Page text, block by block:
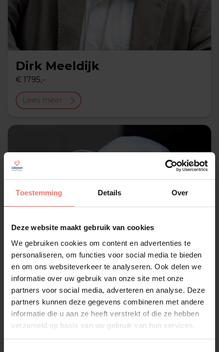
Toestemming Details Over
Deze website maakt gebruik van cookies
We gebruiken cookies om content en advertenties te
personaliseren, om functies voor social media te bieden
en om ons websiteverkeer te analyseren. Ook delen we
informatie over uw gebruik van onze site met onze
partners voor social media, adverteren en analyse. Deze
partners kunnen deze gegevens combineren met andere
informatie die u aan ze heeft verstrekt of die ze hebben
verzameld op basis van uw gebruik van hun services.
Dirk Meeldijk
€ 1795,-
Lees meer
Jaman